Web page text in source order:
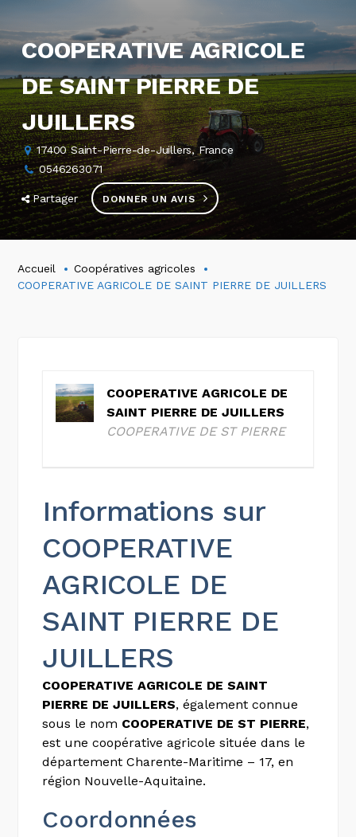
COOPERATIVE AGRICOLE
DE SAINT PIERRE DE
JUILLERS
17400 Saint-Pierre-de-Juillers, France
0546263071
Partager DONNER UN AVIS
Accueil
Coopératives agricoles
COOPERATIVE AGRICOLE DE SAINT PIERRE DE JUILLERS
COOPERATIVE AGRICOLE DE
SAINT PIERRE DE JUILLERS
COOPERATIVE DE ST PIERRE
Informations sur
COOPERATIVE
AGRICOLE DE
SAINT PIERRE DE
JUILLERS
COOPERATIVE AGRICOLE DE SAINT
PIERRE DE JUILLERS, également connue
sous le nom COOPERATIVE DE ST PIERRE,
est une coopérative agricole située dans le
département Charente-Maritime – 17, en
région Nouvelle-Aquitaine.
Coordonnées